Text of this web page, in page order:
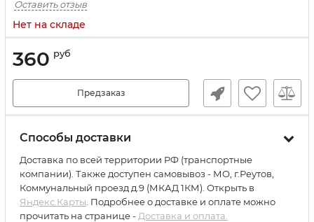
Оставить отзыв
Нет на складе
360 руб
Предзаказ
Способы доставки
Доставка по всей территории РФ (транспортные
компании). Также доступен самовывоз - МО, г.Реутов,
Коммунальный проезд д.9 (МКАД 1КМ). Открыть в
Яндекс.Карты . Подробнее о доставке и оплате можно
прочитать на странице - Доставка и оплата.